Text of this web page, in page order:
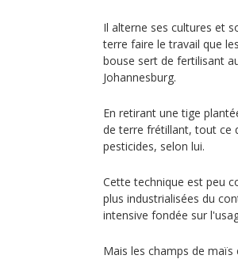
Il alterne ses cultures et
terre faire le travail que
bouse sert de fertilisant
Johannesburg.
En retirant une tige
de terre frétillant, tout ce
pesticides, selon lui.
Cette technique est peu
plus industrialisées du
intensive fondée sur
Mais les champs de